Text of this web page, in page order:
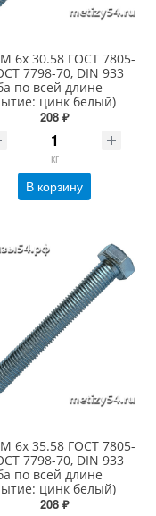
6х 30.58 ГОСТ 7805-
7798-70, DIN 933
по всей длине
цинк белый)
208 ₽
кг
В корзину
6х 35.58 ГОСТ 7805-
7798-70, DIN 933
по всей длине
цинк белый)
208 ₽